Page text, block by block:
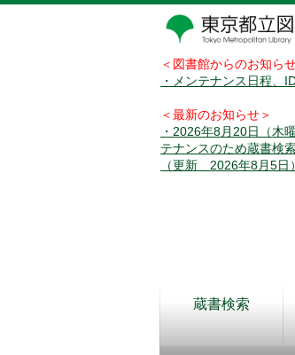
＜図書館からのお知ら
・メンテナンス日程、
＜最新のお知らせ＞
・2026年8月20日（木
テナンスのため蔵書検
（更新 2026年8月5日）
蔵書検索